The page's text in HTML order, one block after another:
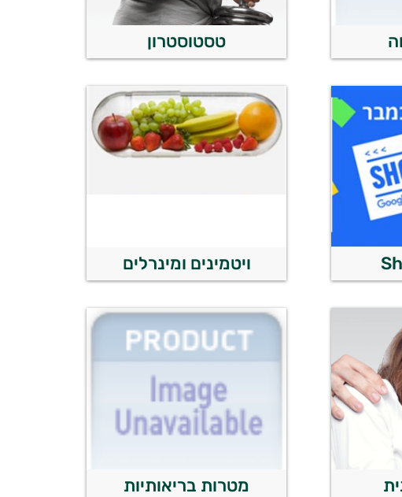
טסטוסטרון
ויטמינים ומינרלים
מטרות בריאותיות